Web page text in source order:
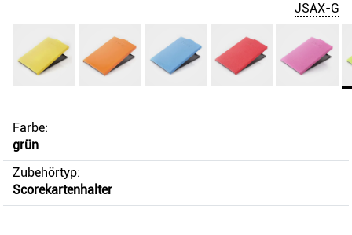
JSAX-G
Farbe:
grün
Zubehörtyp:
Scorekartenhalter